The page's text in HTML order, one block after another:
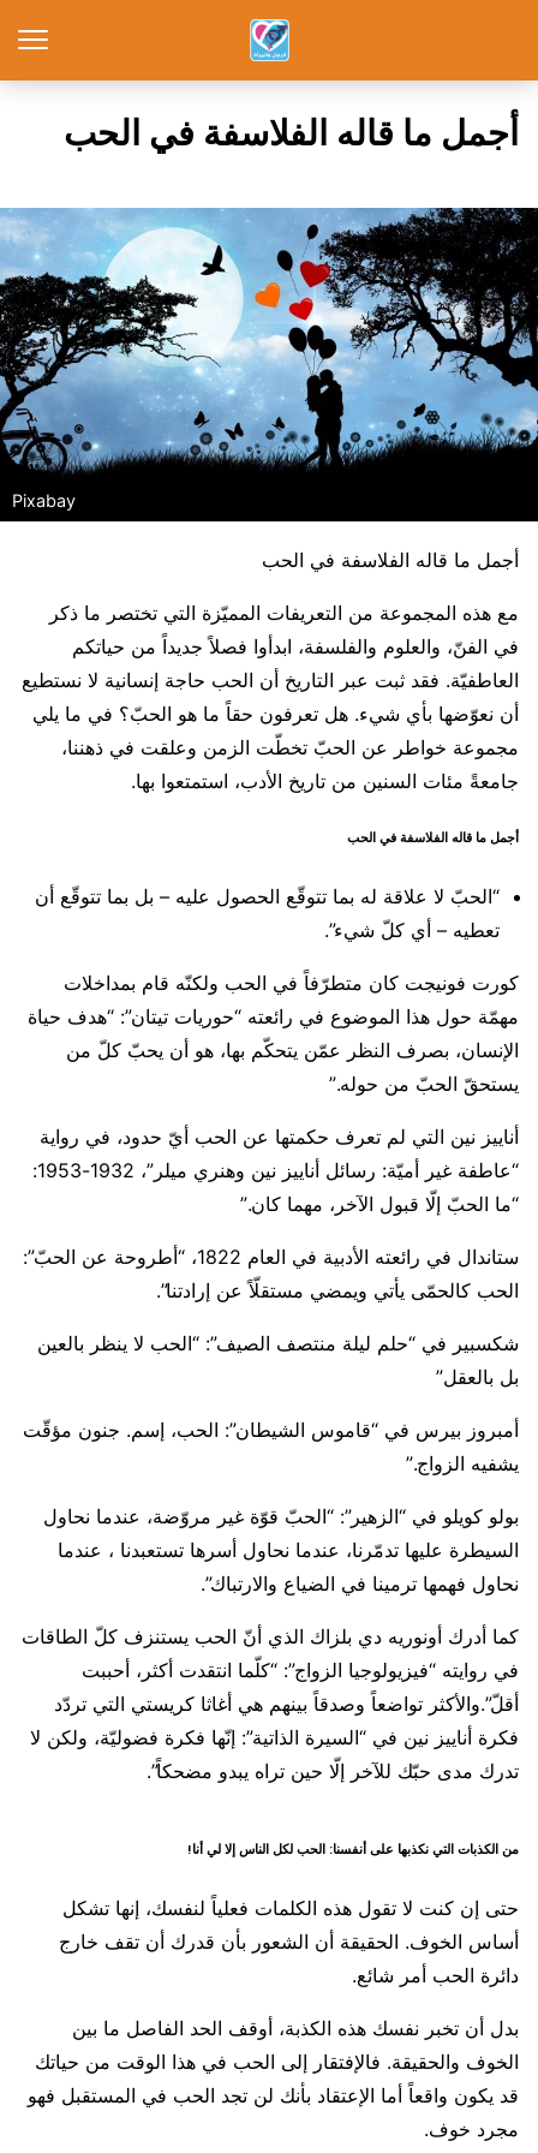
أجمل ما قاله الفلاسفة في الحب
Pixabay
أجمل ما قاله الفلاسفة في الحب
مع هذه المجموعة من التعريفات المميّزة التي تختصر ما ذكر
في الفنّ، والعلوم والفلسفة، ابدأوا فصلاً جديداً من حياتكم
العاطفيّة. فقد ثبت عبر التاريخ أن الحب حاجة إنسانية لا نستطيع
أن نعوّضها بأي شيء. هل تعرفون حقاً ما هو الحبّ؟ في ما يلي
مجموعة خواطر عن الحبّ تخطّت الزمن وعلقت في ذهننا،
جامعةً مئات السنين من تاريخ الأدب، استمتعوا بها.
أجمل ما قاله الفلاسفة في الحب
“الحبّ لا علاقة له بما تتوقّع الحصول عليه – بل بما تتوقّع أن
تعطيه – أي كلّ شيء”.
كورت فونيجت كان متطرّفاً في الحب ولكنّه قام بمداخلات
مهمّة حول هذا الموضوع في رائعته “حوريات تيتان”: “هدف حياة
الإنسان، بصرف النظر عمّن يتحكّم بها، هو أن يحبّ كلّ من
يستحقّ الحبّ من حوله.”
أناييز نين التي لم تعرف حكمتها عن الحب أيّ حدود، في رواية
“عاطفة غير أميّة: رسائل أناييز نين وهنري ميلر”، 1932-1953:
“ما الحبّ إلّا قبول الآخر، مهما كان.”
ستاندال في رائعته الأدبية في العام 1822، “أطروحة عن الحبّ”:
الحب كالحمّى يأتي ويمضي مستقلّاً عن إرادتنا”.
شكسبير في “حلم ليلة منتصف الصيف”: “الحب لا ينظر بالعين
بل بالعقل”
أمبروز بيرس في “قاموس الشيطان”: الحب، إسم. جنون مؤقّت
يشفيه الزواج.”
بولو كويلو في “الزهير”: “الحبّ قوّة غير مروّضة، عندما نحاول
السيطرة عليها تدمّرنا، عندما نحاول أسرها تستعبدنا ، عندما
نحاول فهمها ترمينا في الضياع والارتباك”.
كما أدرك أونوريه دي بلزاك الذي أنّ الحب يستنزف كلّ الطاقات
في روايته “فيزيولوجيا الزواج”: “كلّما انتقدت أكثر، أحببت
أقلّ”.والأكثر تواضعاً وصدقاً بينهم هي أغاثا كريستي التي تردّد
فكرة أناييز نين في “السيرة الذاتية”: إنّها فكرة فضوليّة، ولكن لا
تدرك مدى حبّك للآخر إلّا حين تراه يبدو مضحكاً”.
من الكذبات التي نكذبها على أنفسنا: الحب لكل الناس إلا لي أنا!
حتى إن كنت لا تقول هذه الكلمات فعلياً لنفسك، إنها تشكل
أساس الخوف. الحقيقة أن الشعور بأن قدرك أن تقف خارج
دائرة الحب أمر شائع.
بدل أن تخبر نفسك هذه الكذبة، أوقف الحد الفاصل ما بين
الخوف والحقيقة. فالإفتقار إلى الحب في هذا الوقت من حياتك
قد يكون واقعاً أما الإعتقاد بأنك لن تجد الحب في المستقبل فهو
مجرد خوف.